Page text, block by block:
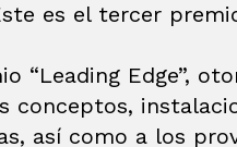
es el tercer
“Leading Edge”,
conceptos,
así como a los